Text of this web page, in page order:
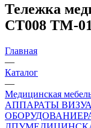
Тележка
СТ008 ТМ-
Главная
—
Каталог
—
Медицинская
АППАРАТЫ
ОБОРУДОВАНИЕ